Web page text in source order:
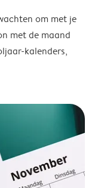
om met je
met de maand
kalenders,